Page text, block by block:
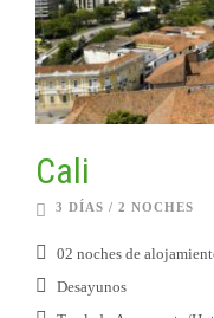
Cali
3 DÍAS / 2 NOCHES
02 noches de
Desayunos